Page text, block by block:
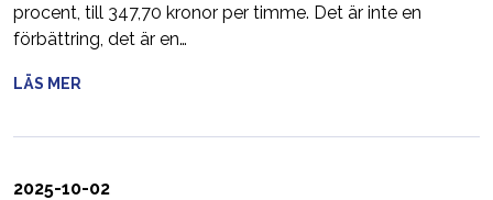
procent, till 347,70 kronor per timme. Det är inte en
förbättring, det är en…
LÄS MER
2025-10-02